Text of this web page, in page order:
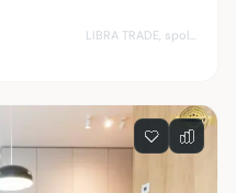
LIBRA TRADE, spol.s.r.o.